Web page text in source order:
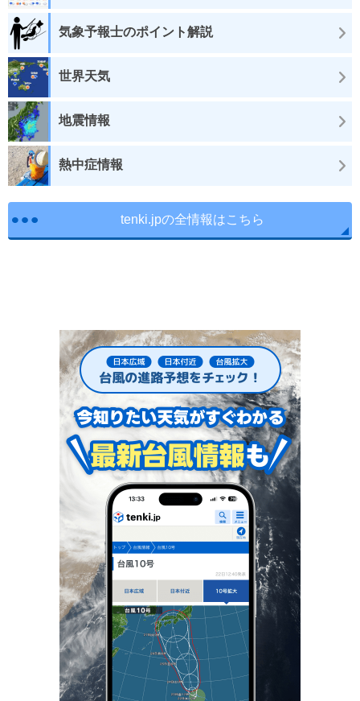
気象予報士のポイント解説
世界天気
地震情報
熱中症情報
tenki.jpの全情報はこちら